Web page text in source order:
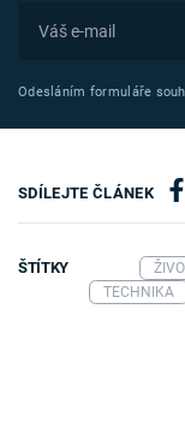
Odesláním formuláře
SDÍLEJTE ČLÁNEK
ŠTÍTKY
TECHNIKA